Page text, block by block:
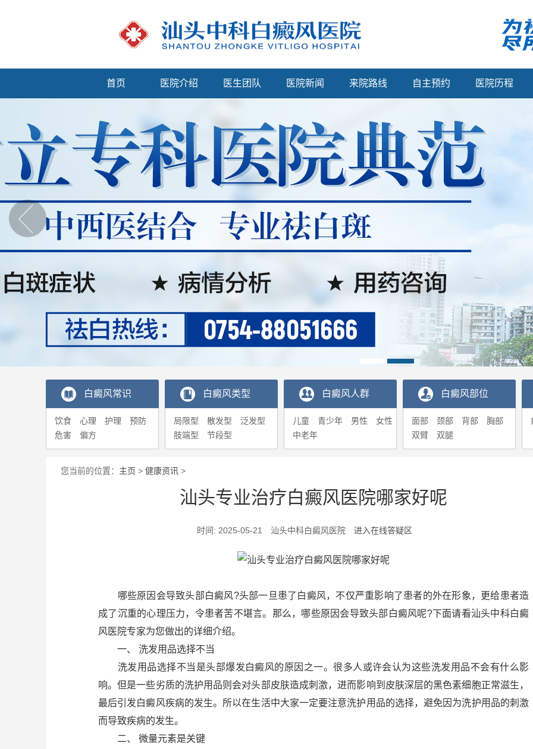
首页 医院介绍 医生团队 医院新闻 来院路线 自主预约 医院历程
白癜风常识
饮食 心理 护理
预防
危害
偏方
白癜风类型
局限型 散发型
泛发型
肢端型
节段型
白癜风人群
儿童 青少年 男性
女性
中老年
白癜风部位
面部 颈部 背部
胸部
双臂
双腿
您当前的位置： 主页 > 健康资讯 >
汕头专业治疗白癜风医院哪家好呢
时间: 2025-05-21 汕头中科白癜风医院 进入在线答疑区
哪些原因会导致头部白癜风?头部一旦患了白癜风，不仅严重影响了患者的外在形象，更给患者造
成了沉重的心理压力，令患者苦不堪言。那么，哪些原因会导致头部白癜风呢?下面请看汕头中科白癜
风医院专家为您做出的详细介绍。
一、 洗发用品选择不当
洗发用品选择不当是头部爆发白癜风的原因之一。很多人或许会认为这些洗发用品不会有什么影
响。但是一些劣质的洗护用品则会对头部皮肤造成刺激，进而影响到皮肤深层的黑色素细胞正常滋生，
最后引发白癜风疾病的发生。所以在生活中大家一定要注意洗护用品的选择，避免因为洗护用品的刺激
而导致疾病的发生。
二、 微量元素是关键